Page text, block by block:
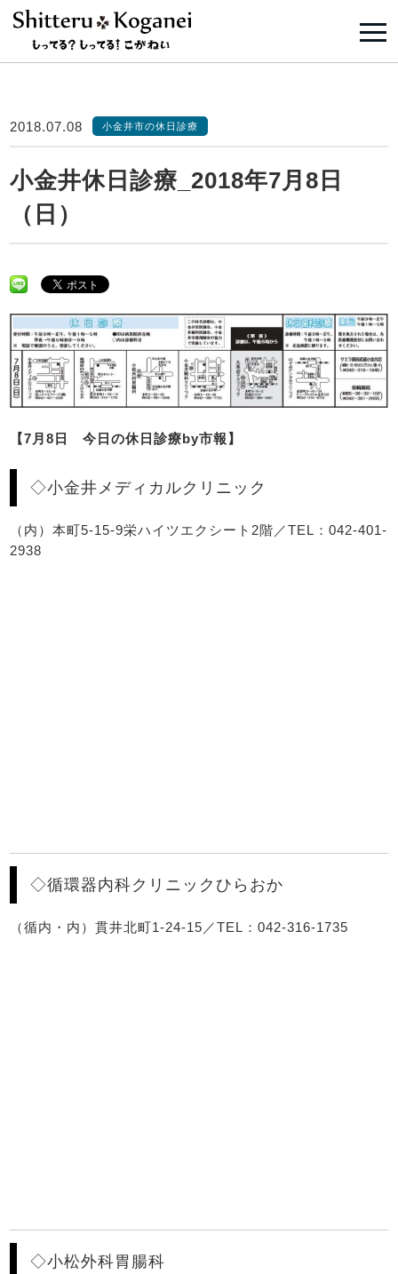
2018.07.08 小金井市の休日診療
小金井休日診療_2018年7月8日
（日）
【7月8日 今日の休日診療by市報】
◇小金井メディカルクリニック
（内）本町5-15-9栄ハイツエクシート2階／TEL：042-401-
2938
◇循環器内科クリニックひらおか
（循内・内）貫井北町1-24-15／TEL：042-316-1735
◇小松外科胃腸科